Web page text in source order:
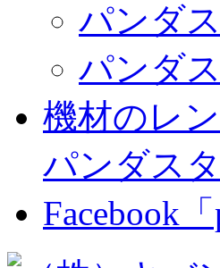
パンダ
パンダ
機材のレ
パンダス
Facebook